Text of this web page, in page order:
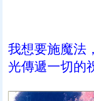
我想要施魔法
光傳遞一切的